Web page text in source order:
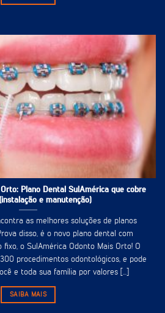
Plano Dental SulAmérica que cobre
e manutenção)
as melhores soluções de planos
disso, é o novo plano dental com
o SulAmérica Odonto Mais Orto! O
procedimentos odontológicos, e pode
e toda sua família por valores [...]
SAIBA MAIS